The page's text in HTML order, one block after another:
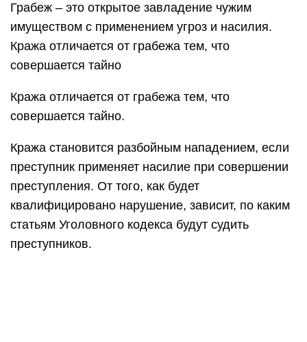
Грабеж – это открытое завладение чужим
имуществом с применением угроз и насилия.
Кража отличается от грабежа тем, что
совершается тайно
Кража отличается от грабежа тем, что
совершается тайно.
Кража становится разбойным нападением, если
преступник применяет насилие при совершении
преступления. От того, как будет
квалифицировано нарушение, зависит, по каким
статьям Уголовного кодекса будут судить
преступников.